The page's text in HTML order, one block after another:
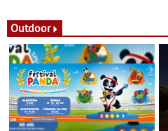
Outdoor